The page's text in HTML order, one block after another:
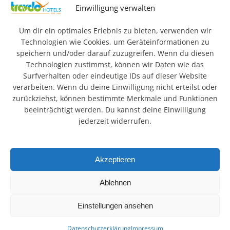
Einwilligung verwalten
Um dir ein optimales Erlebnis zu bieten, verwenden wir
Technologien wie Cookies, um Geräteinformationen zu
speichern und/oder darauf zuzugreifen. Wenn du diesen
Technologien zustimmst, können wir Daten wie das
Surfverhalten oder eindeutige IDs auf dieser Website
verarbeiten. Wenn du deine Einwilligung nicht erteilst oder
zurückziehst, können bestimmte Merkmale und Funktionen
beeinträchtigt werden. Du kannst deine Einwilligung
jederzeit widerrufen.
Akzeptieren
Ablehnen
Einstellungen ansehen
DatenschutzerklärungImpressum
Impressum AGB Datenschutz & Rechtliches
FAQ Newsletteranmeldung Barrierefreiheit
© 2026 Travdo Hotels & Resorts. Alle Rechte vorbehalten.
Wo sind die besten
Hotels in Deutschland?
Menschen Ruhe und Erholung in der Natur. Urlaub hat daher
einen hohen Stellenwert. Die schönsten Regionen
ideale Voraussetzungen. Unsere ländlich gelegenen Hotels